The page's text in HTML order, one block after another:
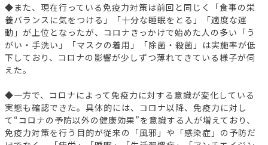
◆また、現在行っている免疫力対策は前回と同じく「食事の栄
養バランスに気をつける」「十分な睡眠をとる」「適度な運
動」が上位となったが、コロナきっかけで始めた人の多い「う
がい・手洗い」「マスクの着用」「除菌・殺菌」は実施率が低
下しており、コロナの影響が少しずつ薄れてきている様子が伺
えた。
◆一方で、コロナによって免疫力に対する意識が変化している
実態も確認できた。具体的には、コロナ以降、免疫力に対し
て“コロナの予防以外の健康効果”を意識する人が増えており、
免疫力対策を行う目的が従来の「風邪」や「感染症」の予防だ